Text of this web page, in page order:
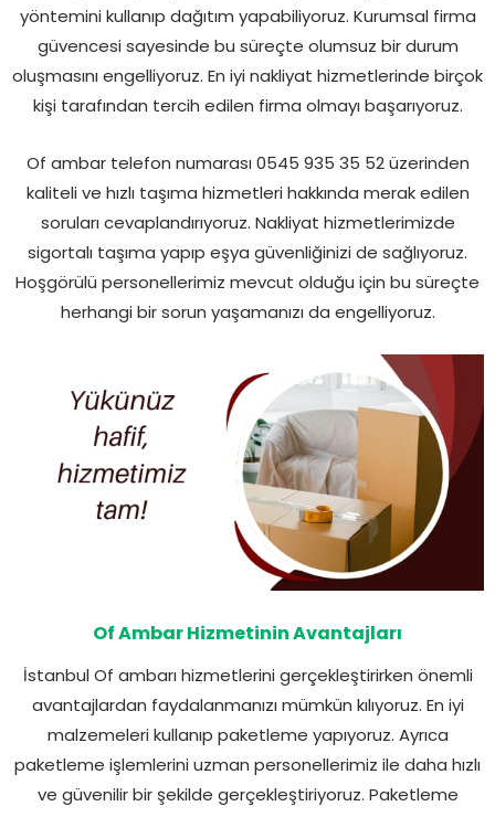
yöntemini kullanıp dağıtım yapabiliyoruz. Kurumsal firma
güvencesi sayesinde bu süreçte olumsuz bir durum
oluşmasını engelliyoruz. En iyi nakliyat hizmetlerinde birçok
kişi tarafından tercih edilen firma olmayı başarıyoruz.
Of ambar telefon numarası 0545 935 35 52 üzerinden
kaliteli ve hızlı taşıma hizmetleri hakkında merak edilen
soruları cevaplandırıyoruz. Nakliyat hizmetlerimizde
sigortalı taşıma yapıp eşya güvenliğinizi de sağlıyoruz.
Hoşgörülü personellerimiz mevcut olduğu için bu süreçte
herhangi bir sorun yaşamanızı da engelliyoruz.
Of Ambar Hizmetinin Avantajları
İstanbul Of ambarı hizmetlerini gerçekleştirirken önemli
avantajlardan faydalanmanızı mümkün kılıyoruz. En iyi
malzemeleri kullanıp paketleme yapıyoruz. Ayrıca
paketleme işlemlerini uzman personellerimiz ile daha hızlı
ve güvenilir bir şekilde gerçekleştiriyoruz. Paketleme